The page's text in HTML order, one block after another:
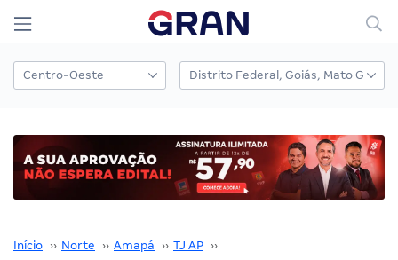
Início ›› Norte ›› Amapá ›› TJ AP ››